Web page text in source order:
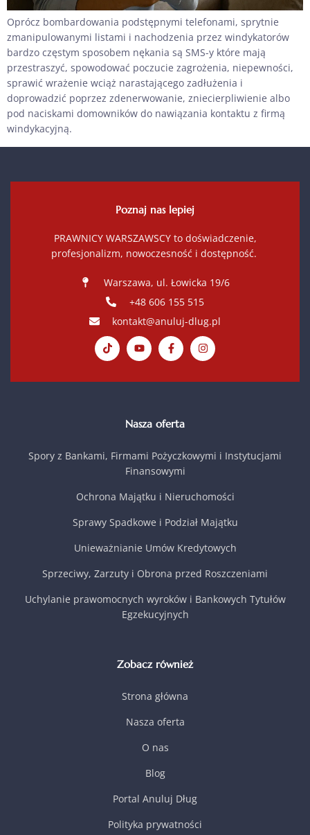
Oprócz bombardowania podstępnymi telefonami, sprytnie
zmanipulowanymi listami i nachodzenia przez windykatorów
bardzo częstym sposobem nękania są SMS-y które mają
przestraszyć, spowodować poczucie zagrożenia, niepewności,
sprawić wrażenie wciąż narastającego zadłużenia i
doprowadzić poprzez zdenerwowanie, zniecierpliwienie albo
pod naciskami domowników do nawiązania kontaktu z firmą
windykacyjną.
Poznaj nas lepiej
PRAWNICY WARSZAWSCY to doświadczenie,
profesjonalizm, nowoczesność i dostępność.
Warszawa, ul. Łowicka 19/6
+48 606 155 515
kontakt@anuluj-dlug.pl
Nasza oferta
Spory z Bankami, Firmami Pożyczkowymi i Instytucjami
Finansowymi
Ochrona Majątku i Nieruchomości
Sprawy Spadkowe i Podział Majątku
Unieważnianie Umów Kredytowych
Sprzeciwy, Zarzuty i Obrona przed Roszczeniami
Uchylanie prawomocnych wyroków i Bankowych Tytułów
Egzekucyjnych
Zobacz również
Strona główna
Nasza oferta
O nas
Blog
Portal Anuluj Dług
Polityka prywatności